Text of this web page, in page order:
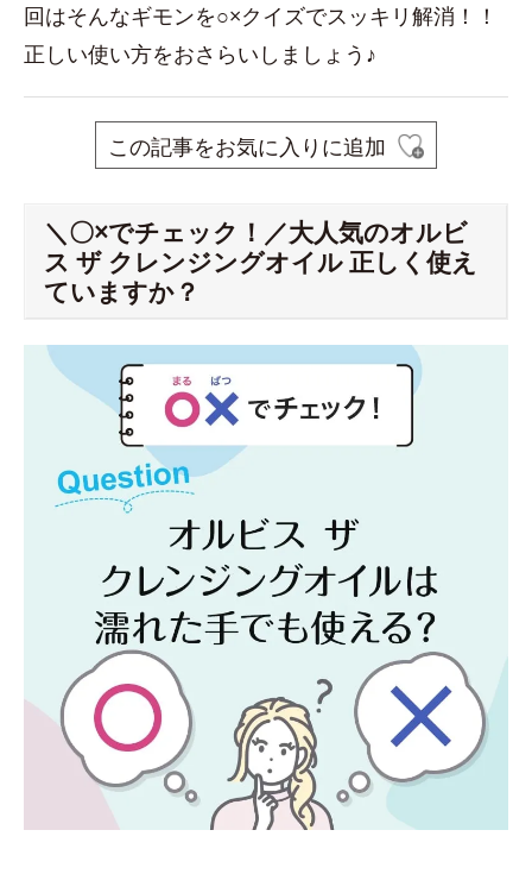
回はそんなギモンを○×クイズでスッキリ解消！！
正しい使い方をおさらいしましょう♪
この記事をお気に入りに追加
＼〇×でチェック！／大人気のオルビ
ス ザ クレンジングオイル 正しく使え
ていますか？